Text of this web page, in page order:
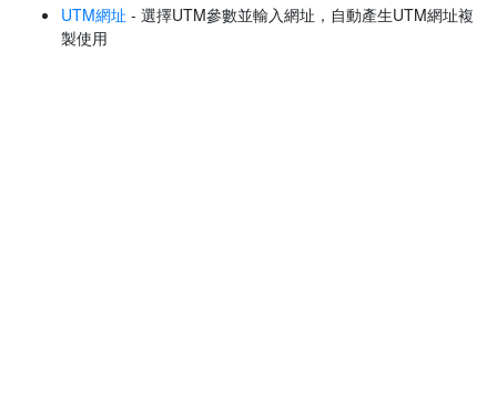
UTM網址 - 選擇UTM參數並輸入網址，自動產生UTM網址複
製使用